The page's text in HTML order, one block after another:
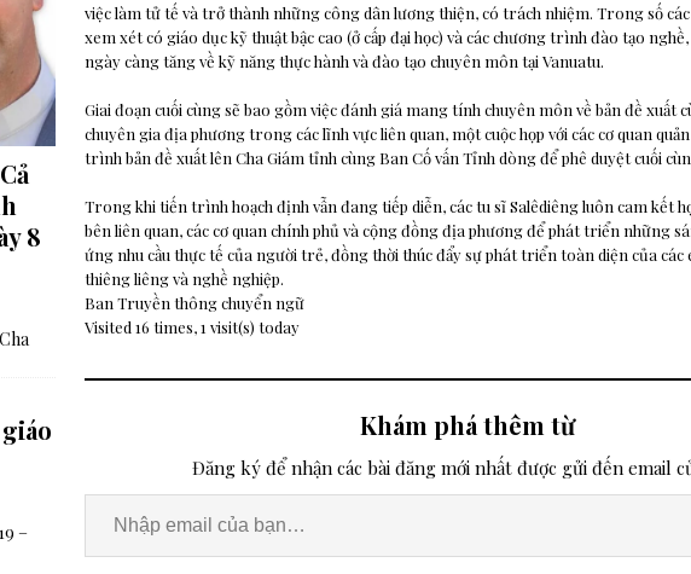
việc làm tử tế và trở thành những công dân lương thiện, có trách nhiệm. Trong số
xem xét có giáo dục kỹ thuật bậc cao (ở cấp đại học) và các chương trình đào tạo
ngày càng tăng về kỹ năng thực hành và đào tạo chuyên môn tại Vanuatu.
Giai đoạn cuối cùng sẽ bao gồm việc đánh giá mang tính chuyên môn về bản đề xuất
chuyên gia địa phương trong các lĩnh vực liên quan, một cuộc họp với các cơ quan
trình bản đề xuất lên Cha Giám tỉnh cùng Ban Cố vấn Tỉnh dòng để phê duyệt cuối
Trong khi tiến trình hoạch định vẫn đang tiếp diễn, các tu sĩ Salêdiêng luôn cam kết
bên liên quan, các cơ quan chính phủ và cộng đồng địa phương để phát triển những
ứng nhu cầu thực tế của người trẻ, đồng thời thúc đẩy sự phát triển toàn diện của các
thiêng liêng và nghề nghiệp.
Ban Truyền thông chuyển ngữ
Visited 16 times, 1 visit(s) today
Khám phá thêm từ
Đăng ký để nhận các bài đăng mới nhất được gửi đến email
8
–